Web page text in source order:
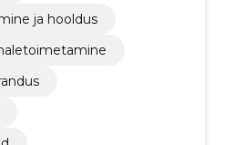
ja hooldus